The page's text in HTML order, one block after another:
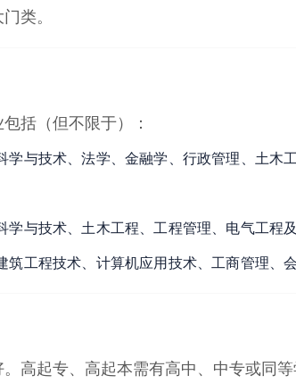
门类。
括（但不限于）：
学与技术、法学、金融学、行政管理、土
学与技术、土木工程、工程管理、电气工程
筑工程技术、计算机应用技术、工商管理、
。 高起专、高起本需有高中、中专或同